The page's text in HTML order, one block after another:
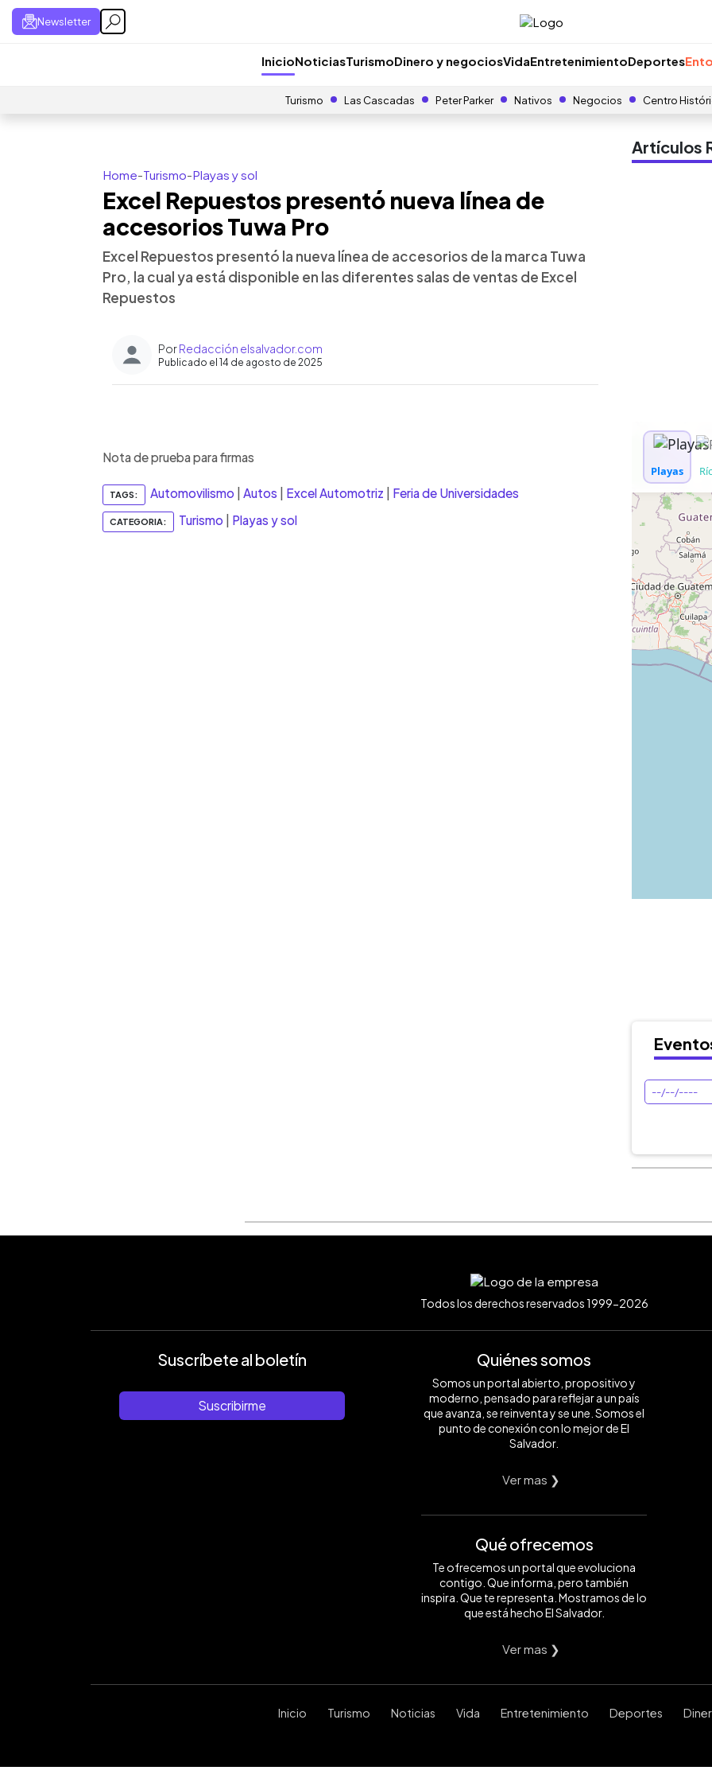
Newsletter
InicioNoticiasTurismoDinero y negociosVidaEntretenimientoDeportes
Turismo Las Cascadas Peter Parker Nativos Negocios Centro
Home-Turismo-Playas y sol
Excel Repuestos presentó nueva línea de
accesorios Tuwa Pro
Excel Repuestos presentó la nueva línea de accesorios de la marca Tuwa
Pro, la cual ya está disponible en las diferentes salas de ventas de Excel
Repuestos
PorRedacción elsalvador.com
Publicado el 14 de agosto de 2025
Escuchar artículo
Nota de prueba para firmas
TAGS: Automovilismo Autos Excel Automotriz Feria de Universidades
CATEGORIA: Turismo Playas y sol
Artículos
Todos los derechos reservados 1999-2026
Suscríbete al boletín
Suscribirme
Quiénes somos
Somos un portal abierto, propositivo y
moderno, pensado para reflejar a un país
que avanza, se reinventa y se une. Somos el
punto de conexión con lo mejor de El
Salvador.
Ver mas ❯
Qué ofrecemos
Te ofrecemos un portal que evoluciona
contigo. Que informa, pero también
inspira. Que te representa. Mostramos de lo
que está hecho El Salvador.
Ver mas ❯
Inicio Turismo Noticias Vida Entretenimiento Deportes